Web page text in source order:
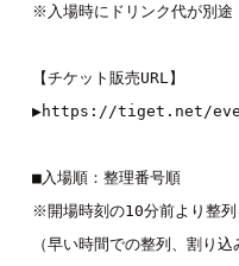
※入場時にドリンク代が別
【チケット販売URL】
▶︎https://tiget.net/
■入場順：整理番号順
※開場時刻の10分前より整列
（早い時間での整列、割り